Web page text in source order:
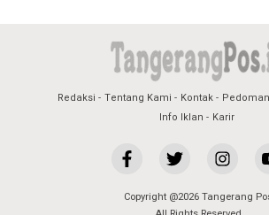
Redaksi Tentang Kami Kontak
Info Iklan
Karir
Copyright @2026 Tangerang